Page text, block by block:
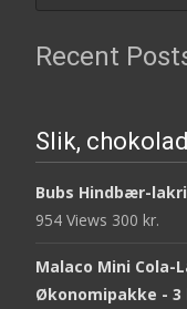
Recent
Slik,
Bubs Hindbær-
954 Views 300 kr.
Malaco Mini Cola-
Økonomipakke - 3